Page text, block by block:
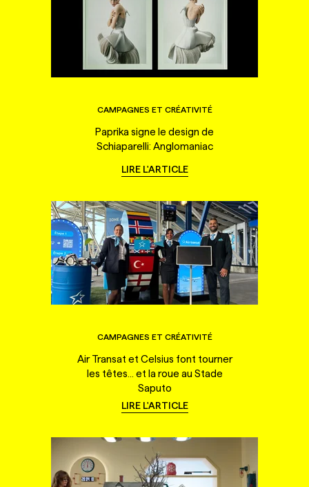
CAMPAGNES ET CRÉATIVITÉ
Paprika signe le design de
Schiaparelli: Anglomaniac
LIRE L'ARTICLE
CAMPAGNES ET CRÉATIVITÉ
Air Transat et Celsius font tourner
les têtes... et la roue au Stade
Saputo
LIRE L'ARTICLE